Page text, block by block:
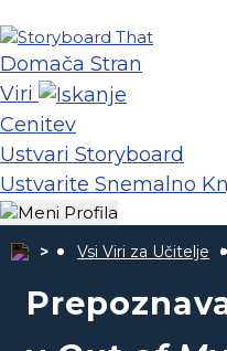
Domača Stran
Viri
Cenitev
Ustvari Storyboard
Ustvarite Snemalno
Vsi Viri za Učitelje